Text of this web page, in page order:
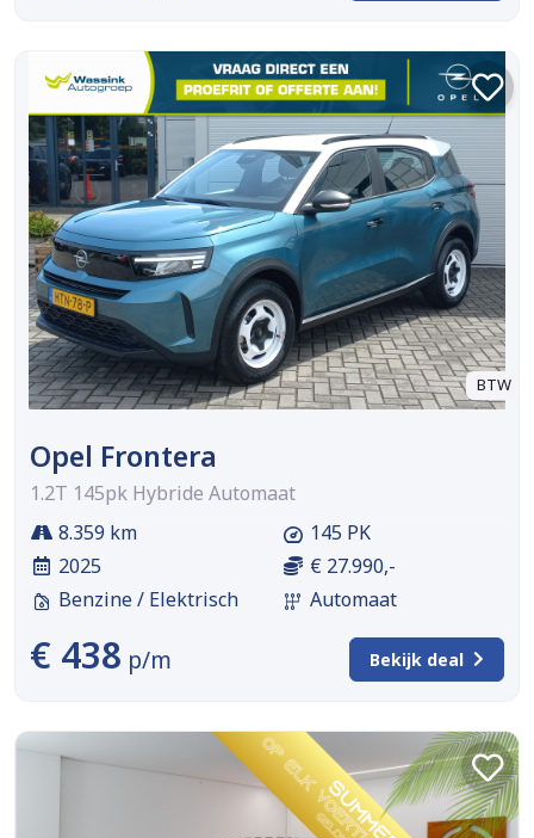
BTW
Opel Frontera
1.2T 145pk Hybride Automaat
8.359 km
2025
Benzine / Elektrisch
145 PK
€ 27.990,-
Automaat
€ 438 p/m Bekijk deal